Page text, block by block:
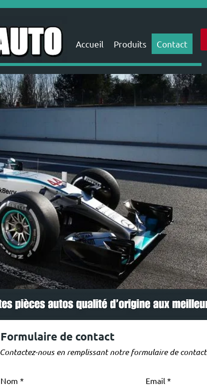
Accueil Produits Contact
Formulaire de contact
Contactez-nous en remplissant notre formulaire de contact
Nom Email